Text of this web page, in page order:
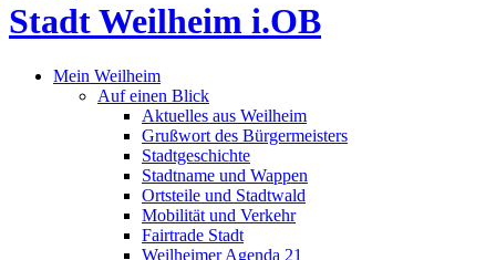
Stadt Weilheim i.OB
Mein Weilheim
Auf einen Blick
Aktuelles aus Weilheim
Grußwort des Bürgermeisters
Stadtgeschichte
Stadtname und Wappen
Ortsteile und Stadtwald
Mobilität und Verkehr
Fairtrade Stadt
Weilheimer Agenda 21